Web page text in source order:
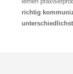
richtig